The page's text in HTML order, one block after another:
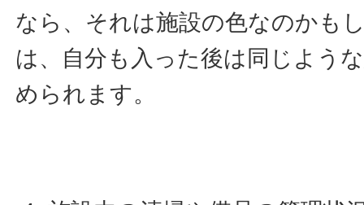
なら、それは施設の色なのかも
は、自分も入った後は同じよう
められます。